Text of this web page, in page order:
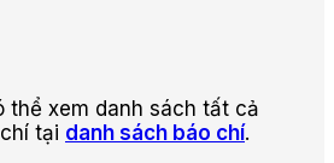
thể xem danh sách tất cả
tại danh sách báo chí.